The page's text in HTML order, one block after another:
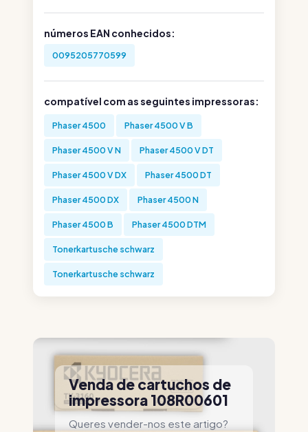
números EAN conhecidos:
0095205770599
compatível com as seguintes impressoras:
Phaser 4500 Phaser 4500 V B
Phaser 4500 V N Phaser 4500 V DT
Phaser 4500 V DX Phaser 4500 DT
Phaser 4500 DX Phaser 4500 N
Phaser 4500 B Phaser 4500 DTM
Tonerkartusche schwarz
Tonerkartusche schwarz
Venda de cartuchos de
impressora 108R00601
Queres vender-nos este artigo?